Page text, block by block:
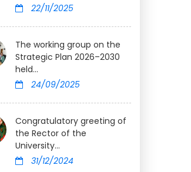
22/11/2025
The working group on the
Strategic Plan 2026–2030
held...
24/09/2025
Congratulatory greeting of
the Rector of the
University...
31/12/2024